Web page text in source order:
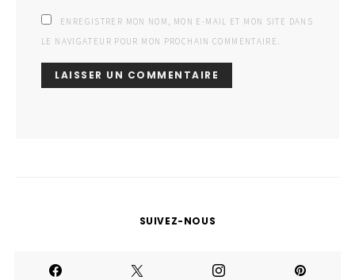
ENREGISTRER MON NOM, MON E-MAIL ET MON SITE DANS
LE NAVIGATEUR POUR MON PROCHAIN COMMENTAIRE.
SUIVEZ-NOUS